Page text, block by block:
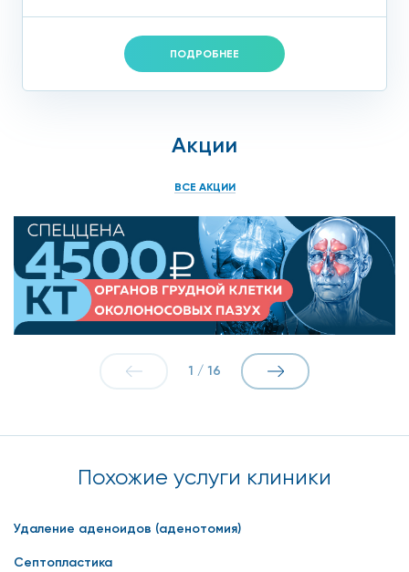
ПОДРОБНЕЕ
Акции
ВСЕ АКЦИИ
1 / 16
Похожие услуги клиники
Удаление аденоидов (аденотомия)
Септопластика